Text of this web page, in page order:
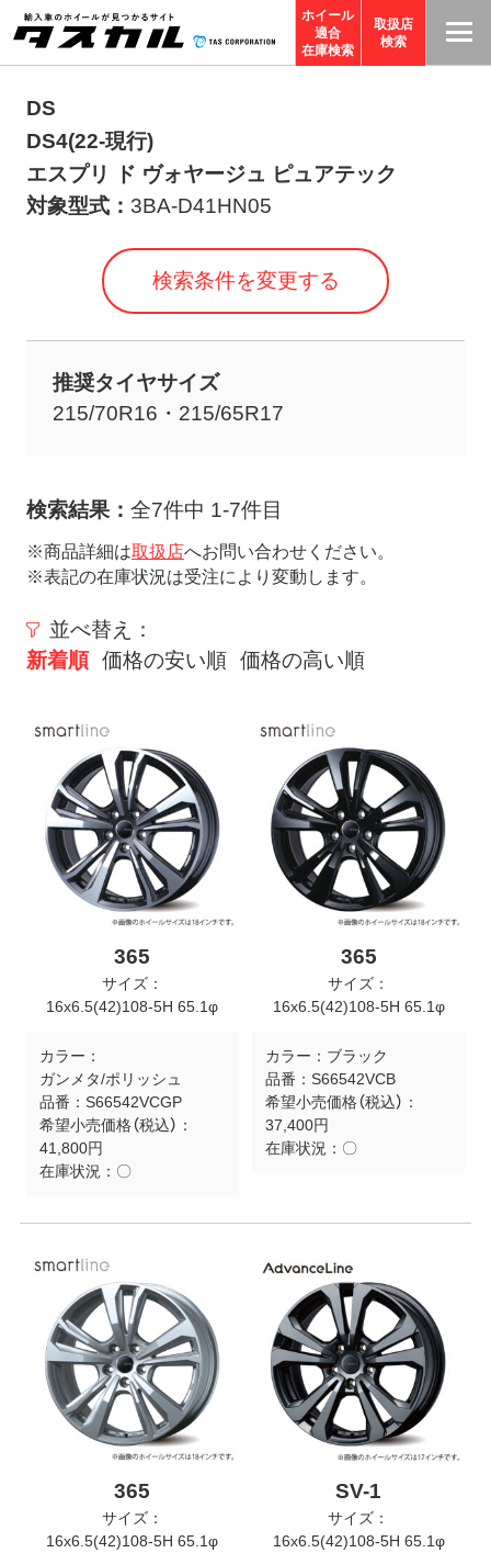
ホイール
適合
在庫検索
取扱店
検索
DS
DS4(22-現行)
エスプリ ド ヴォヤージュ ピュアテック
対象型式： 3BA-D41HN05
検索条件を変更する
推奨タイヤサイズ
215/70R16・215/65R17
検索結果： 全7件中 1-7件目
※商品詳細は取扱店へお問い合わせください。
※表記の在庫状況は受注により変動します。
並べ替え：
新着順 価格の安い順 価格の高い順
365
サイズ：
16x6.5(42)108-5H 65.1φ
カラー：
ガンメタ/ポリッシュ
品番： S66542VCGP
希望小売価格（税込）：
41,800円
在庫状況： 〇
365
サイズ：
16x6.5(42)108-5H 65.1φ
カラー： ブラック
品番： S66542VCB
希望小売価格（税込）：
37,400円
在庫状況： 〇
365
サイズ：
16x6.5(42)108-5H 65.1φ
SV-1
サイズ：
16x6.5(42)108-5H 65.1φ
T